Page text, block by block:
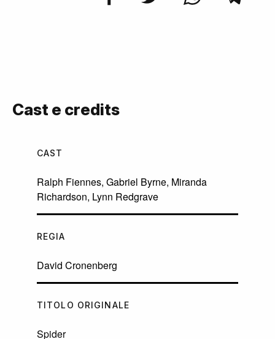
Cast e credits
CAST
Ralph Fiennes, Gabriel Byrne, Miranda
Richardson, Lynn Redgrave
REGIA
David Cronenberg
TITOLO ORIGINALE
Spider